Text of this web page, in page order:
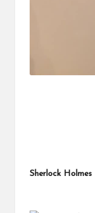
Sherlock Holmes